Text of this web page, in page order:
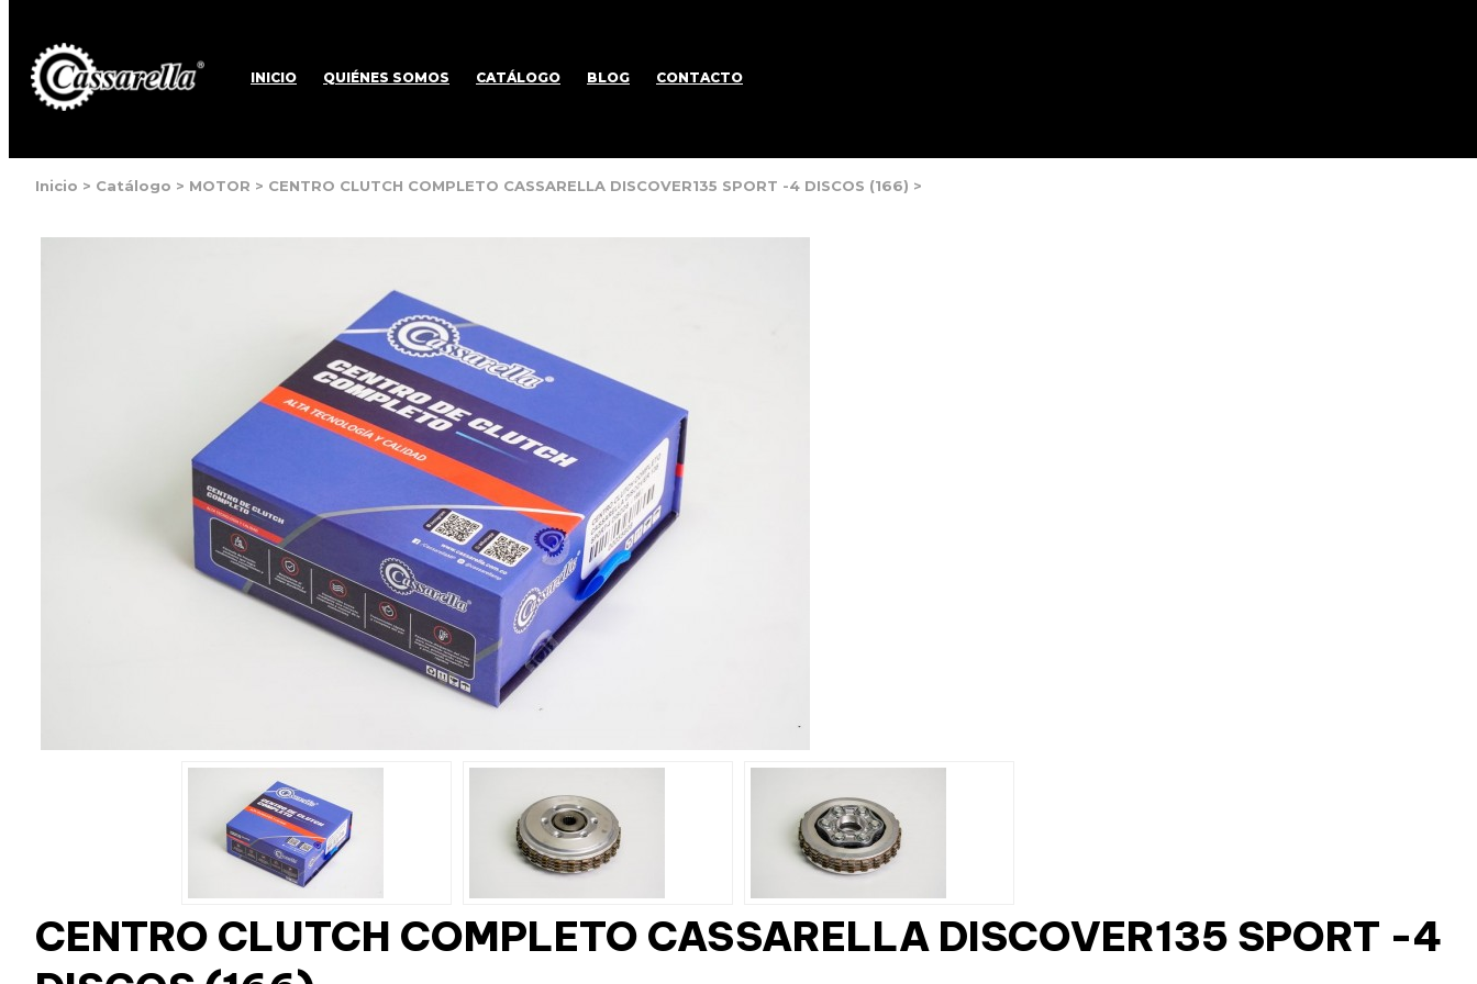
INICIO QUIÉNES SOMOS CATÁLOGO BLOG CONTACTO
Inicio > Catálogo > MOTOR > CENTRO CLUTCH COMPLETO CASSARELLA DISCOVER135 SPORT -4 DISCOS (166) >
CENTRO CLUTCH COMPLETO CASSARELLA DISCOVER135 SPORT -4